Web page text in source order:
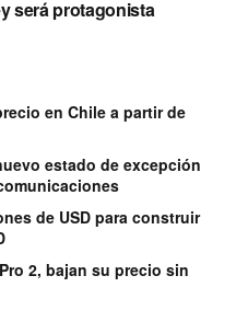
será protagonista
en Chile a partir de
estado de excepción
de USD para construir
2, bajan su precio sin